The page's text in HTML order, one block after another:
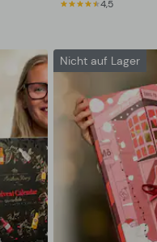
4,5
Nicht auf Lager